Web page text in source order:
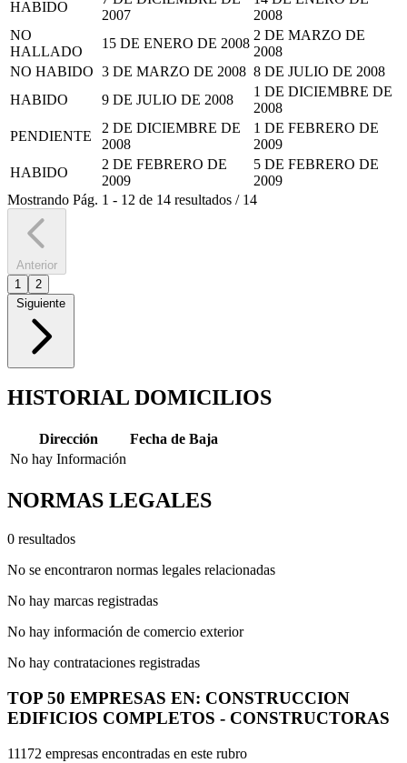
HABIDO
2007
2008
NO
HALLADO
15 DE ENERO DE 2008
2 DE MARZO DE
2008
NO HABIDO 3 DE MARZO DE 2008 8 DE JULIO DE 2008
HABIDO
9 DE JULIO DE 2008
1 DE DICIEMBRE DE
2008
PENDIENTE
2 DE DICIEMBRE DE
2008
1 DE FEBRERO DE
2009
HABIDO
2 DE FEBRERO DE
2009
5 DE FEBRERO DE
2009
Mostrando Pág. 1 - 12 de 14 resultados / 14
Anterior
1
2
Siguiente
HISTORIAL DOMICILIOS
Dirección
Fecha de Baja
No hay Información
NORMAS LEGALES
0 resultados
No se encontraron normas legales relacionadas
No hay marcas registradas
No hay información de comercio exterior
No hay contrataciones registradas
TOP 50 EMPRESAS EN: CONSTRUCCION
EDIFICIOS COMPLETOS - CONSTRUCTORAS
11172 empresas encontradas en este rubro